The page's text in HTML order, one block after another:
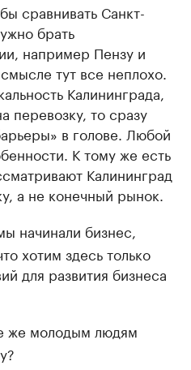
сравнивать Санкт-
брать
например Пензу и
тут все неплохо.
Калининграда,
перевозку, то сразу
в голове. Любой
К тому же есть
Калининград
а не конечный рынок.
начинали бизнес,
хотим здесь только
для развития бизнеса
же молодым людям